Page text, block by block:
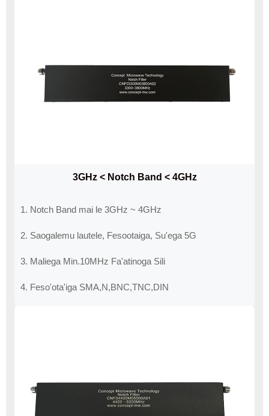
3GHz < Notch Band < 4GHz
1. Notch Band mai le 3GHz ~ 4GHz
2. Saogalemu lautele, Fesootaiga, Su'ega 5G
3. Maliega Min.10MHz Fa'atinoga Sili
4. Feso'ota'iga SMA,N,BNC,TNC,DIN